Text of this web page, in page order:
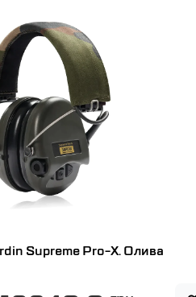
Supreme Pro-X. Олива